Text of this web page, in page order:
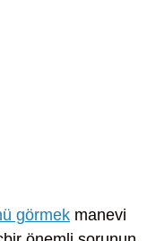
görmek manevi